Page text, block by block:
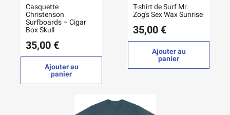
Casquette
Christenson
Surfboards – Cigar
Box Skull
35,00 €
Ajouter au
panier
T-shirt de Surf Mr.
Zog's Sex Wax Sunrise
35,00 €
Ajouter au
panier